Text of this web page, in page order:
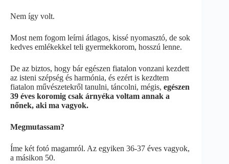
Nem így volt.
Most nem fogom leírni átlagos, kissé nyomasztó, de sok
kedves emlékekkel teli gyermekkorom, hosszú lenne.
De az biztos, hogy bár egészen fiatalon vonzani kezdett
az isteni szépség és harmónia, és ezért is kezdtem
fiatalon művészetekről tanulni, táncolni, mégis, egészen
39 éves koromig csak árnyéka voltam annak a
nőnek, aki ma vagyok.
Megmutassam?
Íme két fotó magamról. Az egyiken 36-37 éves vagyok,
a másikon 50.